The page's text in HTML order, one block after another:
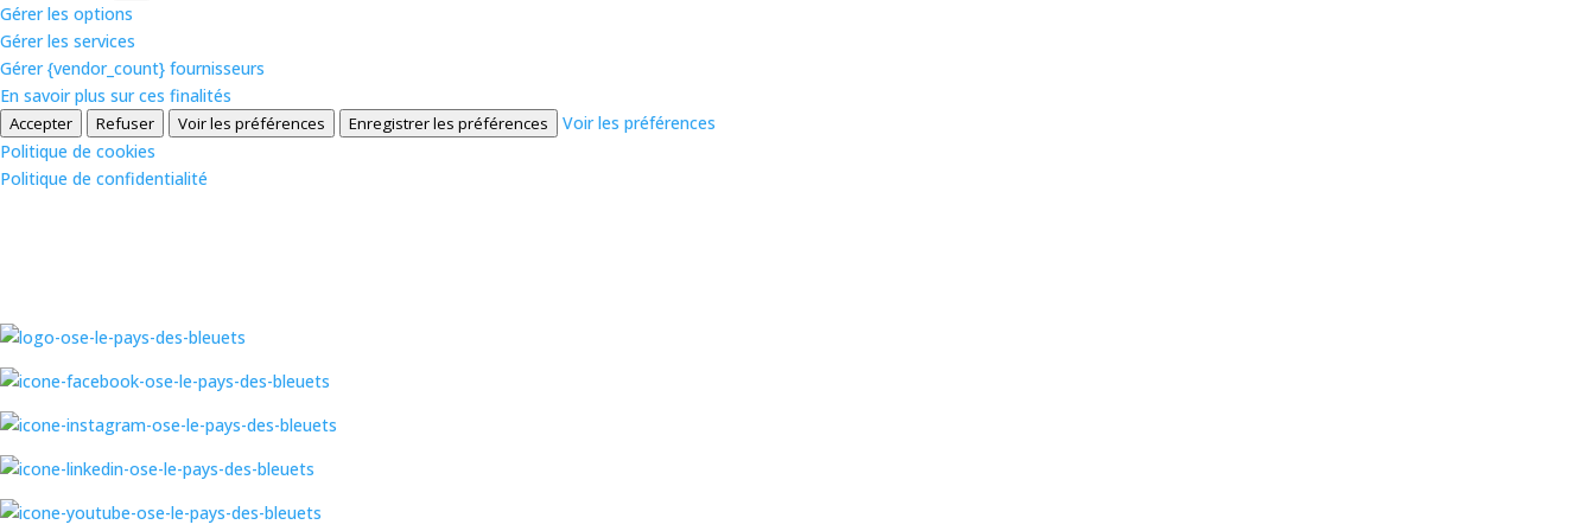
Gérer les options
Gérer les services
Gérer {vendor_count} fournisseurs
En savoir plus sur ces finalités
Accepter Refuser Voir les préférences Enregistrer les préférences
Voir les préférences
Politique de cookies
Politique de confidentialité